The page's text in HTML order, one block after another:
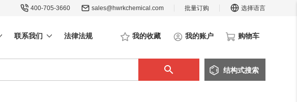
批量订购 选择语言
400-705-3660 sales@hwrkchemical.com
联系我们 法律法规 我的收藏 我的账户 购物车
结构式搜索